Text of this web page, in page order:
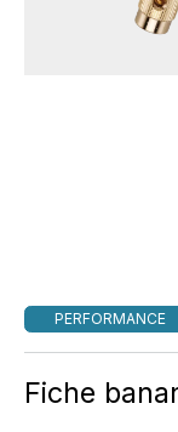
PERFORMANCE
Fiche